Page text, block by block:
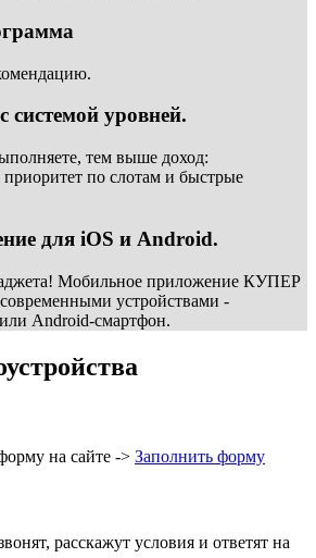
системой уровней.
тем выше доход:
по слотам и быстрые
для iOS и Android.
Мобильное приложение КУПЕР
устройствами -
Android-смартфон.
на сайте -> Заполнить форму
расскажут условия и ответят на